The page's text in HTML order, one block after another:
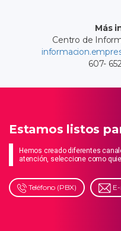
Más
Centro de
607-
Estamos listos
Hemos creado diferentes
atención, seleccione como
Teléfono (PBX)